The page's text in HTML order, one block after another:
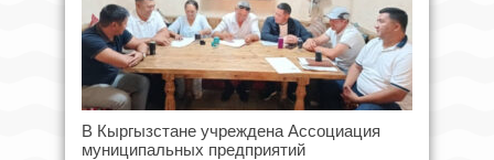
В Кыргызстане учреждена Ассоциация
муниципальных предприятий